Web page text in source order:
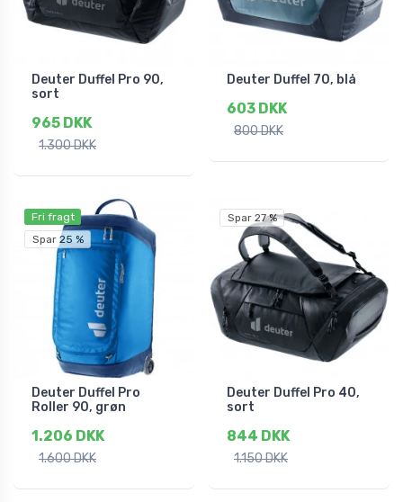
Deuter Duffel Pro 90,
sort
965 DKK
1.300 DKK
Deuter Duffel 70, blå
603 DKK
800 DKK
Fri fragt
Spar 25 %
Deuter Duffel Pro
Roller 90, grøn
1.206 DKK
1.600 DKK
Spar 27 %
Deuter Duffel Pro 40,
sort
844 DKK
1.150 DKK